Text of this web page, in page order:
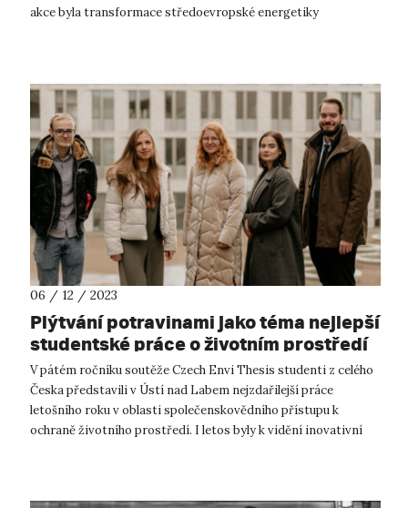
akce byla transformace středoevropské energetiky
06 / 12 / 2023
Plýtvání potravinami jako téma nejlepší
studentské práce o životním prostředí
v roce 2023
V pátém ročníku soutěže Czech Envi Thesis studenti z celého
Česka představili v Ústí nad Labem nejzdařilejší práce
letošního roku v oblasti společenskovědního přístupu k
ochraně životního prostředí. I letos byly k vidění inovativní